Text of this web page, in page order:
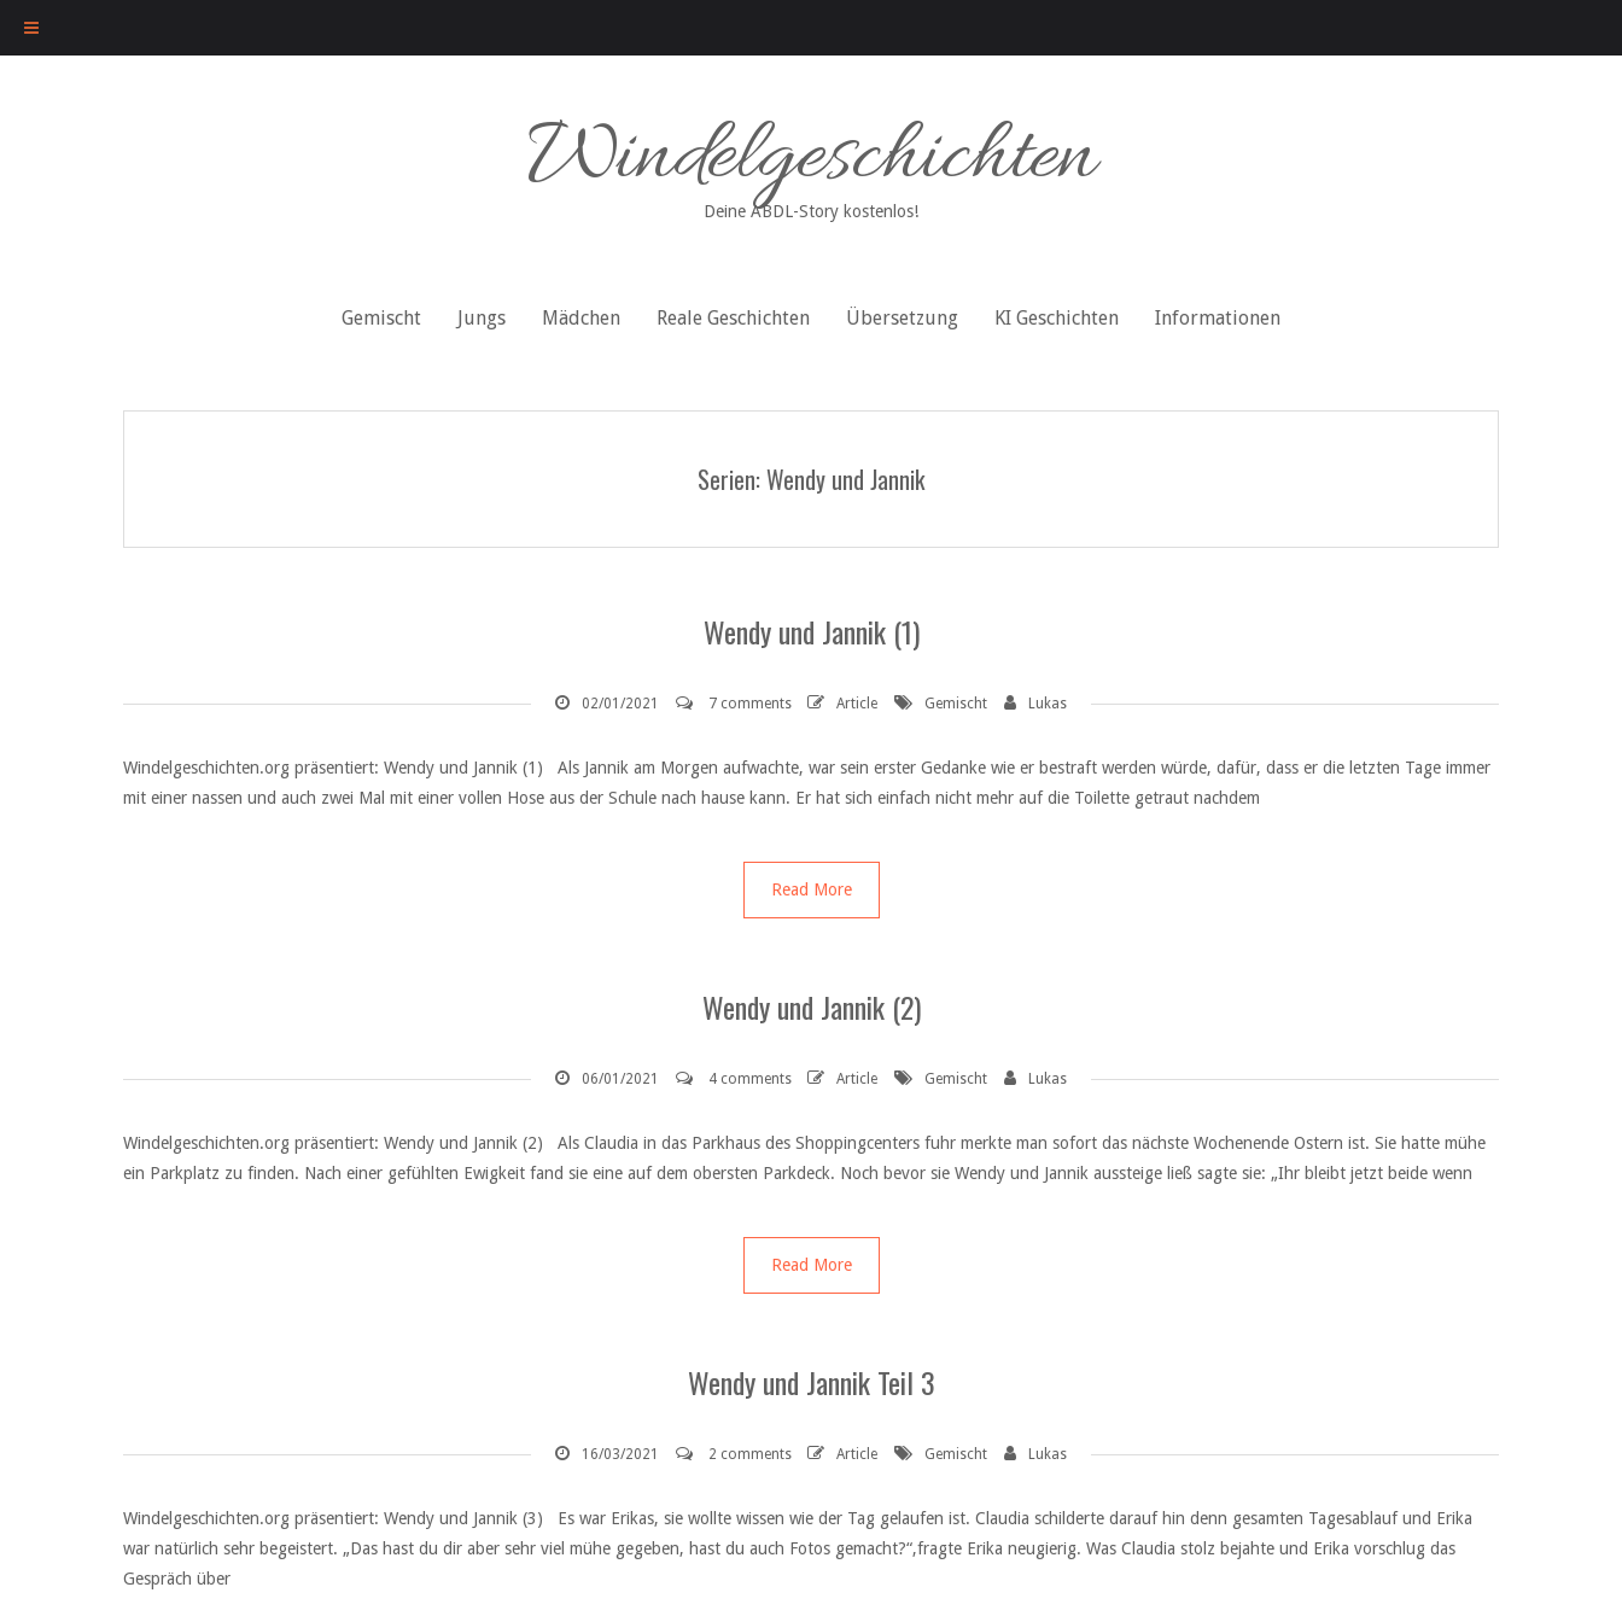
Windelgeschichten
Deine ABDL-Story kostenlos!
Gemischt Jungs Mädchen Reale Geschichten Übersetzung KI Geschichten Informationen
Serien: Wendy und Jannik
Wendy und Jannik (1)
02/01/2021 7 comments Article Gemischt Lukas
Windelgeschichten.org präsentiert: Wendy und Jannik (1) Als Jannik am Morgen aufwachte, war sein erster Gedanke wie er bestraft werden würde, dafür, dass er die letzten Tage immer
mit einer nassen und auch zwei Mal mit einer vollen Hose aus der Schule nach hause kann. Er hat sich einfach nicht mehr auf die Toilette getraut nachdem
Read More
Wendy und Jannik (2)
06/01/2021 4 comments Article Gemischt Lukas
Windelgeschichten.org präsentiert: Wendy und Jannik (2) Als Claudia in das Parkhaus des Shoppingcenters fuhr merkte man sofort das nächste Wochenende Ostern ist. Sie hatte mühe
ein Parkplatz zu finden. Nach einer gefühlten Ewigkeit fand sie eine auf dem obersten Parkdeck. Noch bevor sie Wendy und Jannik aussteige ließ sagte sie: „Ihr bleibt jetzt beide wenn
Read More
Wendy und Jannik Teil 3
16/03/2021 2 comments Article Gemischt Lukas
Windelgeschichten.org präsentiert: Wendy und Jannik (3) Es war Erikas, sie wollte wissen wie der Tag gelaufen ist. Claudia schilderte darauf hin denn gesamten Tagesablauf und Erika
war natürlich sehr begeistert. „Das hast du dir aber sehr viel mühe gegeben, hast du auch Fotos gemacht?“,fragte Erika neugierig. Was Claudia stolz bejahte und Erika vorschlug das
Gespräch über